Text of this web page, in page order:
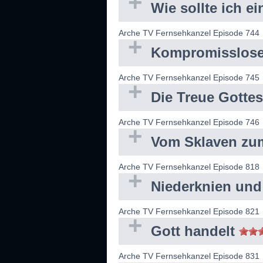
Wie sollte ich
Arche TV Fernsehkanzel Episode 744
Arche TV Fernsehkanzel Episode 745
Die Treue
Arche TV Fernsehkanzel Episode 746
Vom Sklaven
Arche TV Fernsehkanzel Episode 818
Niederknien
Arche TV Fernsehkanzel Episode 821
Gott handelt
Arche TV Fernsehkanzel Episode 831